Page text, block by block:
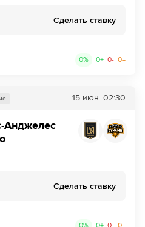
Сделать ставку
0% 0+ 0- 0=
15 июн. 02:30
Анджелес
Сделать ставку